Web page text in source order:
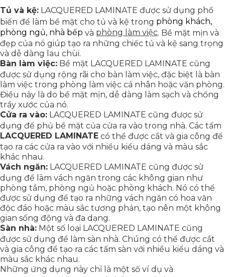
Tủ và kệ: LACQUERED LAMINATE được sử dụng phổ
biến để làm bề mặt cho tủ và kệ trong phòng khách,
phòng ngủ, nhà bếp và phòng làm việc. Bề mặt mịn và
đẹp của nó giúp tạo ra những chiếc tủ và kệ sang trọng
và dễ dàng lau chùi.
Bàn làm việc: Bề mặt LACQUERED LAMINATE cũng
được sử dụng rộng rãi cho bàn làm việc, đặc biệt là bàn
làm việc trong phòng làm việc cá nhân hoặc văn phòng.
Điều này là do bề mặt mịn, dễ dàng làm sạch và chống
trầy xước của nó.
Cửa ra vào: LACQUERED LAMINATE cũng được sử
dụng để phủ bề mặt của cửa ra vào trong nhà. Các tấm
LACQUERED LAMINATE có thể được cắt và gia công để
tạo ra các cửa ra vào với nhiều kiểu dáng và màu sắc
khác nhau.
Vách ngăn: LACQUERED LAMINATE cũng được sử
dụng để làm vách ngăn trong các không gian như
phòng tắm, phòng ngủ hoặc phòng khách. Nó có thể
được sử dụng để tạo ra những vách ngăn có hoa văn
độc đáo hoặc màu sắc tương phản, tạo nên một không
gian sống động và đa dạng.
Sàn nhà: Một số loại LACQUERED LAMINATE cũng
được sử dụng để làm sàn nhà. Chúng có thể được cắt
và gia công để tạo ra các tấm sàn với nhiều kiểu dáng và
màu sắc khác nhau.
Những ứng dụng này chỉ là một số ví dụ và